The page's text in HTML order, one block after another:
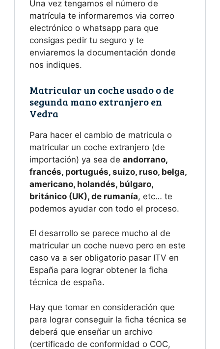
Una vez tengamos el número de
matrícula te informaremos via correo
electrónico o whatsapp para que
consigas pedir tu seguro y te
enviaremos la documentación donde
nos indiques.
Matricular un coche usado o de
segunda mano extranjero en
Vedra
Para hacer el cambio de matricula o
matricular un coche extranjero (de
importación) ya sea de andorrano,
francés, portugués, suizo, ruso, belga,
americano, holandés, búlgaro,
británico (UK), de rumanía, etc… te
podemos ayudar con todo el proceso.
El desarrollo se parece mucho al de
matricular un coche nuevo pero en este
caso va a ser obligatorio pasar ITV en
España para lograr obtener la ficha
técnica de españa.
Hay que tomar en consideración que
para lograr conseguir la ficha técnica se
deberá que enseñar un archivo
(certificado de conformidad o COC,